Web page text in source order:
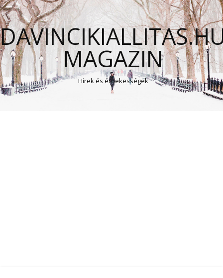
MAGAZIN
Hírek és érdekességek